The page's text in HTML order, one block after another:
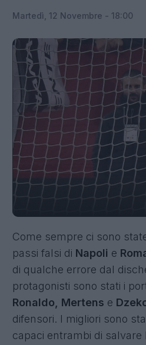
Martedì, 12 Novembre - 18:00
Come sempre ci sono
passi falsi di Napoli e
di qualche errore dal
protagonisti sono stati i
Ronaldo, Mertens e
difensori. I migliori sono
capaci entrambi di